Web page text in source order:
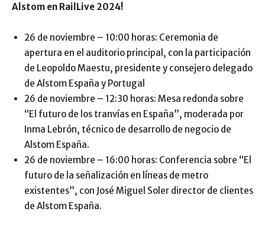
Alstom en RailLive 2024!
26 de noviembre – 10:00 horas: Ceremonia de
apertura en el auditorio principal, con la participación
de Leopoldo Maestu, presidente y consejero delegado
de Alstom España y Portugal
26 de noviembre – 12:30 horas: Mesa redonda sobre
“El futuro de los tranvías en España”, moderada por
Inma Lebrón, técnico de desarrollo de negocio de
Alstom España.
26 de noviembre – 16:00 horas: Conferencia sobre “El
futuro de la señalización en líneas de metro
existentes”, con José Miguel Soler director de clientes
de Alstom España.